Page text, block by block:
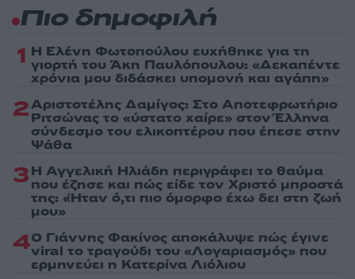
Πιο δημοφιλή
1 Η Ελένη Φωτοπούλου ευχήθηκε για τη
γιορτή του Άκη Παυλόπουλου: «Δεκαπέντε
χρόνια μου διδάσκει υπομονή και αγάπη»
2Αριστοτέλης Δαμίγος: Στο Αποτεφρωτήριο
Ριτσώνας το «ύστατο χαίρε» στον Έλληνα
σύνδεσμο του ελικοπτέρου που έπεσε στην
Ψάθα
3Η Αγγελική Ηλιάδη περιγράφει το θαύμα
που έζησε και πώς είδε τον Χριστό μπροστά
της: «Ήταν ό,τι πιο όμορφο έχω δει στη ζωή
μου»
4Ο Γιάννης Φακίνος αποκάλυψε πώς έγινε
viral το τραγούδι του «Λογαριασμός» που
ερμηνεύει η Κατερίνα Λιόλιου